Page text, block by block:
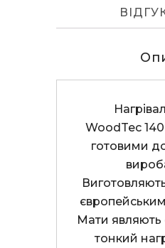
WoodTec
готовими
Мати
тонкий